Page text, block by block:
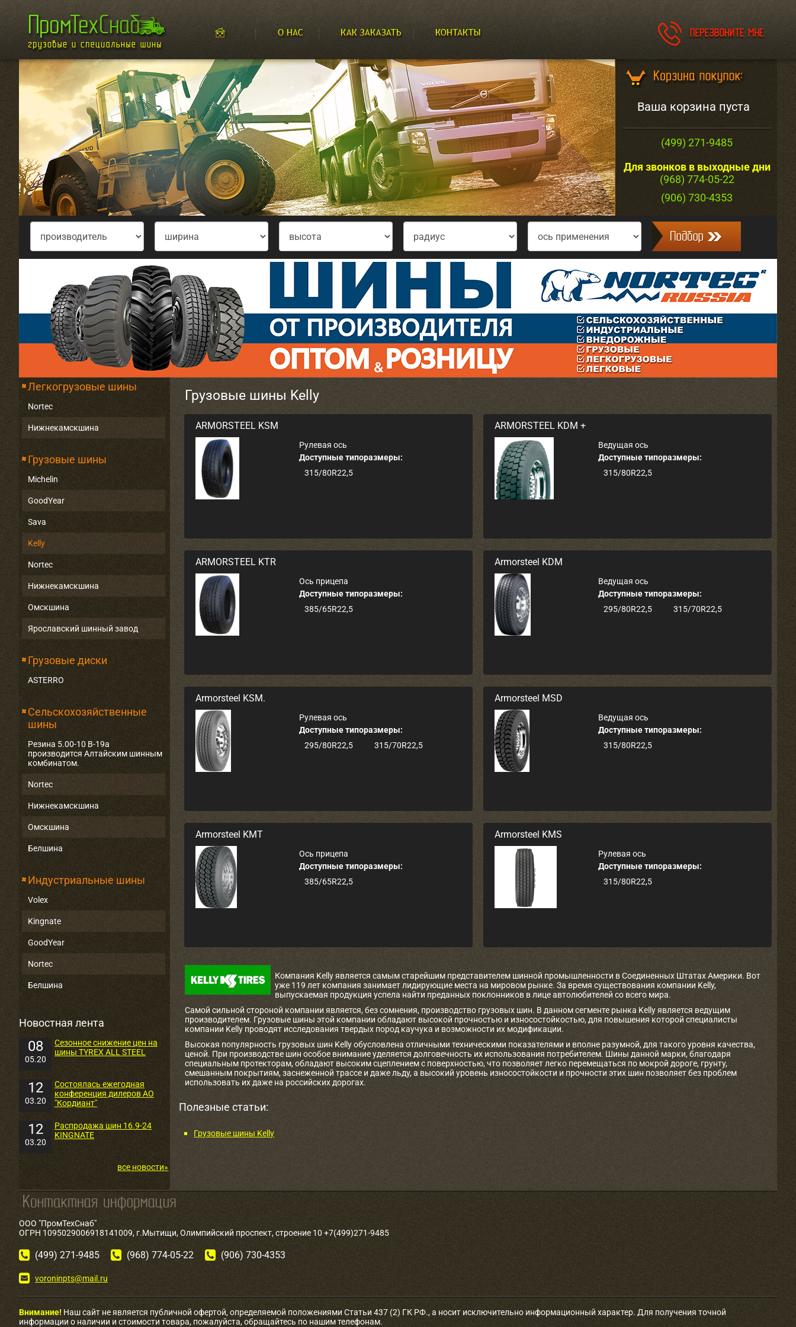
Ваша корзина пуста
(499) 271-9485
Для звонков в выходные дни
(968) 774-05-22
(906) 730-4353
Легкогрузовые шины
Nortec
Нижнекамскшина
Грузовые шины
Michelin
GoodYear
Sava
Kelly
Nortec
Нижнекамскшина
Омскшина
Ярославский шинный завод
Грузовые диски
ASTERRO
Сельскохозяйственные
шины
Резина 5.00-10 В-19а
производится Алтайским шинным
комбинатом.
Nortec
Нижнекамскшина
Омскшина
Белшина
Индустриальные шины
Volex
Kingnate
GoodYear
Nortec
Белшина
Новостная лента
08
05.20
Сезонное снижение цен на
шины TYREX ALL STEEL
12
03.20
Состоялась ежегодная
конференция дилеров АО
"Кордиант"
12
03.20
Распродажа шин 16.9-24
KINGNATE
все новости»
Грузовые шины Kelly
ARMORSTEEL KSM
Рулевая ось
Доступные типоразмеры:
315/80R22,5
ARMORSTEEL KDM +
Ведущая ось
Доступные типоразмеры:
315/80R22,5
ARMORSTEEL KTR
Ось прицепа
Доступные типоразмеры:
385/65R22,5
Armorsteel KDM
Ведущая ось
Доступные типоразмеры:
295/80R22,5
315/70R22,5
Armorsteel KSM.
Рулевая ось
Доступные типоразмеры:
295/80R22,5
315/70R22,5
Armorsteel MSD
Ведущая ось
Доступные типоразмеры:
315/80R22,5
Armorsteel KMT
Ось прицепа
Доступные типоразмеры:
385/65R22,5
Armorsteel KMS
Рулевая ось
Доступные типоразмеры:
315/80R22,5
Компания Kelly является самым старейшим представителем шинной промышленности в Соединенных Штатах Америки. Вот
уже 119 лет компания занимает лидирующие места на мировом рынке. За время существования компании Kelly,
выпускаемая продукция успела найти преданных поклонников в лице автолюбителей со всего мира.
Самой сильной стороной компании является, без сомнения, производство грузовых шин. В данном сегменте рынка Kelly является ведущим
производителем. Грузовые шины этой компании обладают высокой прочностью и износостойкостью, для повышения которой специалисты
компании Kelly проводят исследования твердых пород каучука и возможности их модификации.
Высокая популярность грузовых шин Kelly обусловлена отличными техническими показателями и вполне разумной, для такого уровня качества,
ценой. При производстве шин особое внимание уделяется долговечность их использования потребителем. Шины данной марки, благодаря
специальным протекторам, обладают высоким сцеплением с поверхностью, что позволяет легко перемещаться по мокрой дороге, грунту,
смешанным покрытиям, заснеженной трассе и даже льду, а высокий уровень износостойкости и прочности этих шин позволяет без проблем
использовать их даже на российских дорогах.
Полезные статьи:
Грузовые шины Kelly
ООО "ПромТехСнаб"
ОГРН 1095029006918141009, г.Мытищи, Олимпийский проспект, строение 10 +7(499)271-9485
(499) 271-9485 (968) 774-05-22 (906) 730-4353
voroninpts@mail.ru
Внимание! Наш сайт не является публичной офертой, определяемой положениями Статьи 437 (2) ГК РФ., а носит исключительно информационный характер. Для получения точной
информации о наличии и стоимости товара, пожалуйста, обращайтесь по нашим телефонам.